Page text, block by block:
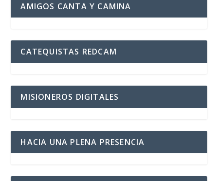
AMIGOS CANTA Y CAMINA
CATEQUISTAS REDCAM
MISIONEROS DIGITALES
HACIA UNA PLENA PRESENCIA